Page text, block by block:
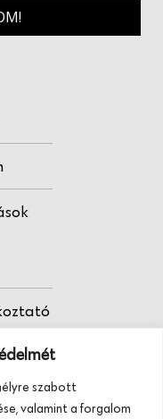
szabott
valamint a forgalom
ezen a